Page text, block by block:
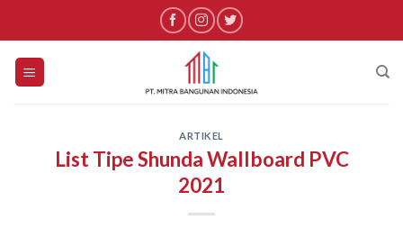
content
ARTIKEL
List Tipe Shunda Wallboard PVC
2021